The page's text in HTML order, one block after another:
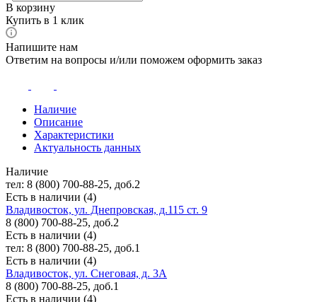
В корзину
Купить в 1 клик
Напишите нам
Ответим на вопросы и/или поможем оформить заказ
Наличие
Описание
Характеристики
Актуальность данных
Наличие
тел: 8 (800) 700-88-25, доб.2
Есть в наличии (4)
Владивосток, ул. Днепровская, д.115 ст. 9
8 (800) 700-88-25, доб.2
Есть в наличии (4)
тел: 8 (800) 700-88-25, доб.1
Есть в наличии (4)
Владивосток, ул. Снеговая, д. 3А
8 (800) 700-88-25, доб.1
Есть в наличии (4)